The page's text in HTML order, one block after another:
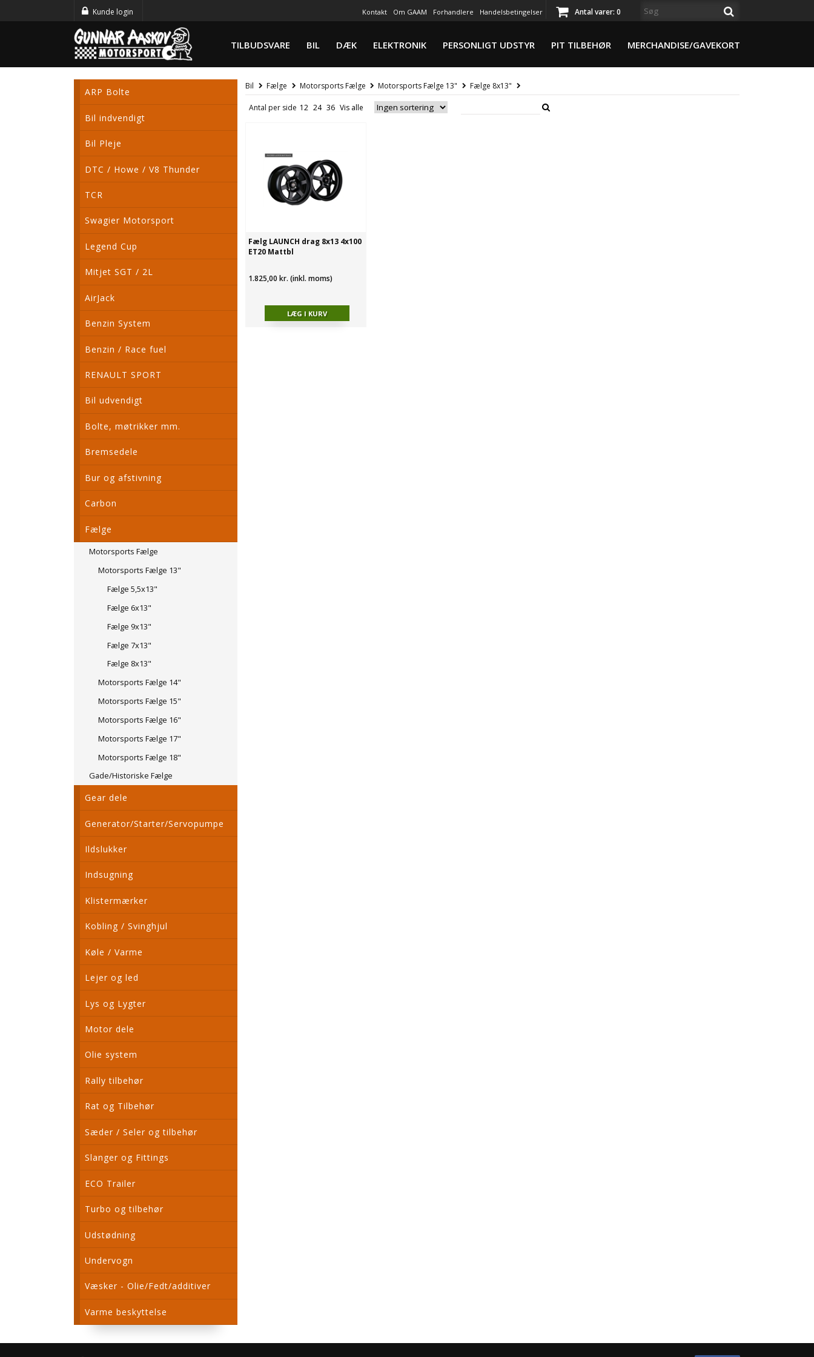
Kunde login Kontakt Om GAAM Forhandlere Handelsbetingelser Antal varer: 0
TILBUDSVARE BIL DÆK ELEKTRONIK PERSONLIGT UDSTYR PIT TILBEHØR MERCHANDISE/GAVEKORT
ARP Bolte
Bil indvendigt
Bil Pleje
DTC / Howe / V8 Thunder
TCR
Swagier Motorsport
Legend Cup
Mitjet SGT / 2L
AirJack
Benzin System
Benzin / Race fuel
RENAULT SPORT
Bil udvendigt
Bolte, møtrikker mm.
Bremsedele
Bur og afstivning
Carbon
Fælge
Motorsports Fælge
Motorsports Fælge 13"
Fælge 5,5x13"
Fælge 6x13"
Fælge 9x13"
Fælge 7x13"
Fælge 8x13"
Motorsports Fælge 14"
Motorsports Fælge 15"
Motorsports Fælge 16"
Motorsports Fælge 17"
Motorsports Fælge 18"
Gade/Historiske Fælge
Gear dele
Generator/Starter/Servopumpe
Ildslukker
Indsugning
Klistermærker
Kobling / Svinghjul
Køle / Varme
Lejer og led
Lys og Lygter
Motor dele
Olie system
Rally tilbehør
Rat og Tilbehør
Sæder / Seler og tilbehør
Slanger og Fittings
ECO Trailer
Turbo og tilbehør
Udstødning
Undervogn
Væsker - Olie/Fedt/additiver
Varme beskyttelse
Bil Fælge Motorsports Fælge Motorsports Fælge 13" Fælge 8x13"
Antal per side
Fælg LAUNCH drag 8x13 4x100
ET20 Mattbl
1.825,00 kr. (inkl. moms)